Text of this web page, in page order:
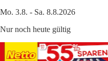
Mo. 3.8. - Sa. 8.8.2026
Nur noch heute gültig